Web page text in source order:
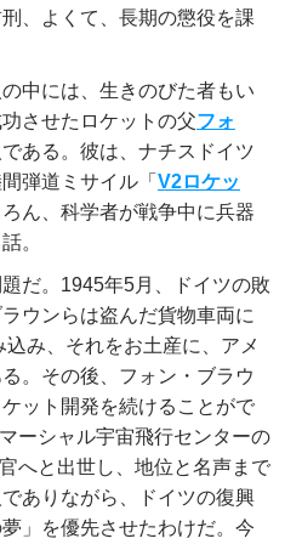
、よくて、長期の懲役を課
中には、生きのびた者もい
させたロケットの父フォ
ある。彼は、ナチスドイツ
弾道ミサイル「 V2ロケッ
ん、科学者が戦争中に兵器
。
だ。1945年5月、ドイツの敗
ウンらは盗んだ貨物車両に
み、それをお土産に、アメ
。その後、フォン・ブラウ
ット開発を続けることがで
ーシャル宇宙飛行センターの
へと出世し、地位と名声まで
ありながら、ドイツの復興
」を優先させたわけだ。今